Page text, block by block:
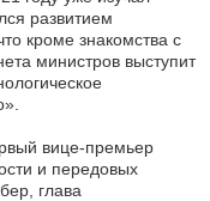
развитием
кроме знакомства с
министров выступит
вице-премьер
и передовых
глава